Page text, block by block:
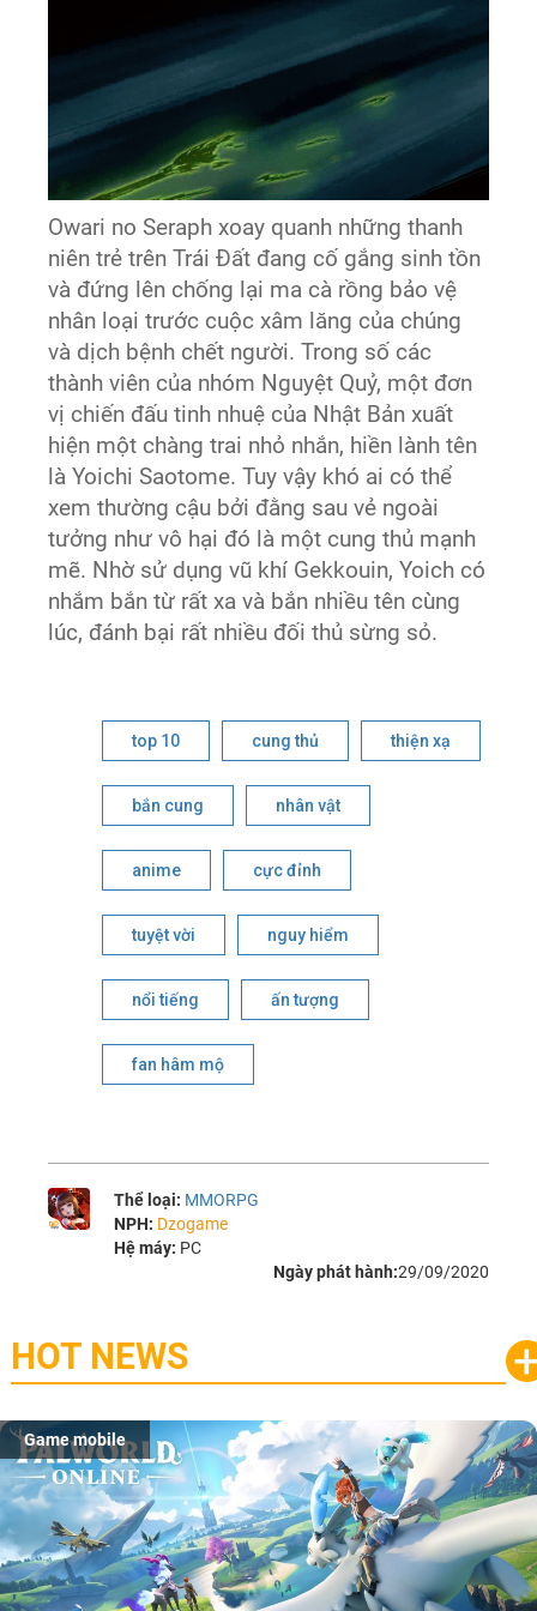
Owari no Seraph xoay quanh những thanh
niên trẻ trên Trái Đất đang cố gắng sinh tồn
và đứng lên chống lại ma cà rồng bảo vệ
nhân loại trước cuộc xâm lăng của chúng
và dịch bệnh chết người. Trong số các
thành viên của nhóm Nguyệt Quỷ, một đơn
vị chiến đấu tinh nhuệ của Nhật Bản xuất
hiện một chàng trai nhỏ nhắn, hiền lành tên
là Yoichi Saotome. Tuy vậy khó ai có thể
xem thường cậu bởi đằng sau vẻ ngoài
tưởng như vô hại đó là một cung thủ mạnh
mẽ. Nhờ sử dụng vũ khí Gekkouin, Yoich có
nhắm bắn từ rất xa và bắn nhiều tên cùng
lúc, đánh bại rất nhiều đối thủ sừng sỏ.
top 10 cung thủ thiện xạ
bắn cung nhân vật
anime cực đỉnh
tuyệt vời nguy hiểm
nổi tiếng ấn tượng
fan hâm mộ
Thể loại: MMORPG
NPH: Dzogame
Hệ máy: PC
Ngày phát hành:29/09/2020
HOT NEWS
Game mobile